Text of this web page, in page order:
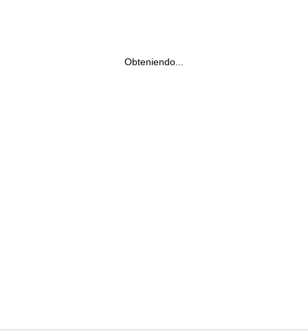
Obteniendo...